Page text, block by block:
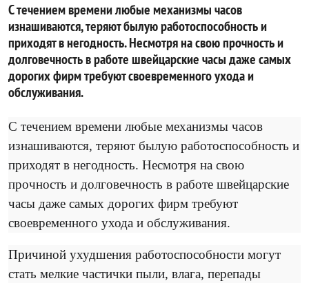
С течением времени любые механизмы часов
изнашиваются, теряют былую работоспособность и
приходят в негодность. Несмотря на свою прочность и
долговечность в работе швейцарские часы даже самых
дорогих фирм требуют своевременного ухода и
обслуживания.
С течением времени любые механизмы часов
изнашиваются, теряют былую работоспособность и
приходят в негодность. Несмотря на свою
прочность и долговечность в работе швейцарские
часы даже самых дорогих фирм требуют
своевременного ухода и обслуживания.
Причиной ухудшения работоспособности могут
стать мелкие частички пыли, влага, перепады